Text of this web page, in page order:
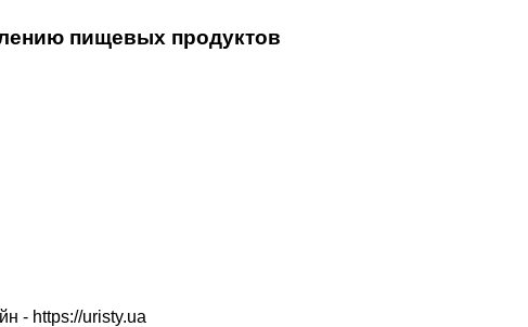
пищевых продуктов
- https://uristy.ua